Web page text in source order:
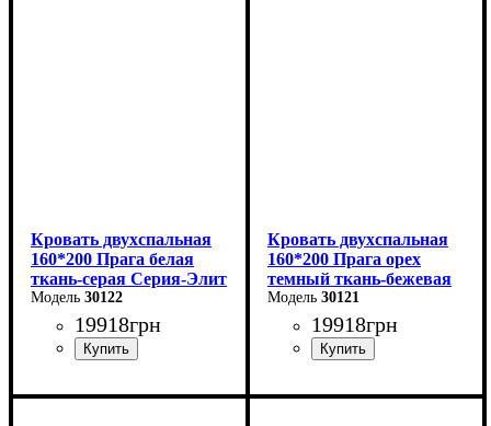
Кровать двухспальная
160*200 Прага белая
ткань-серая Серия-Элит
30122
19918грн
Ширина: 168 см
Кровать двухспальная
160*200 Прага орех
темный ткань-бежевая
Серия-Элит
30121
19918грн
Ширина: 168 см